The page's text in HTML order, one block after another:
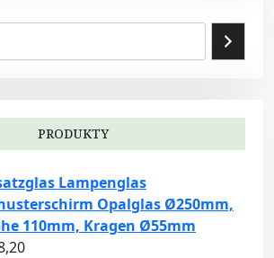
PRODUKTY
Lampenglas
Opalglas Ø250mm,
110mm, Kragen Ø55mm